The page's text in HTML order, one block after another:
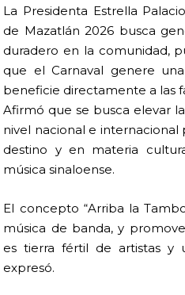
La Presidenta Estrella
de Mazatlán 2026 busca
duradero en la comunidad,
que el Carnaval genere
beneficie directamente a las
Afirmó que se busca elevar
nivel nacional e internacional
destino y en materia
música sinaloense.
El concepto “Arriba la
música de banda, y
es tierra fértil de artistas y
expresó.